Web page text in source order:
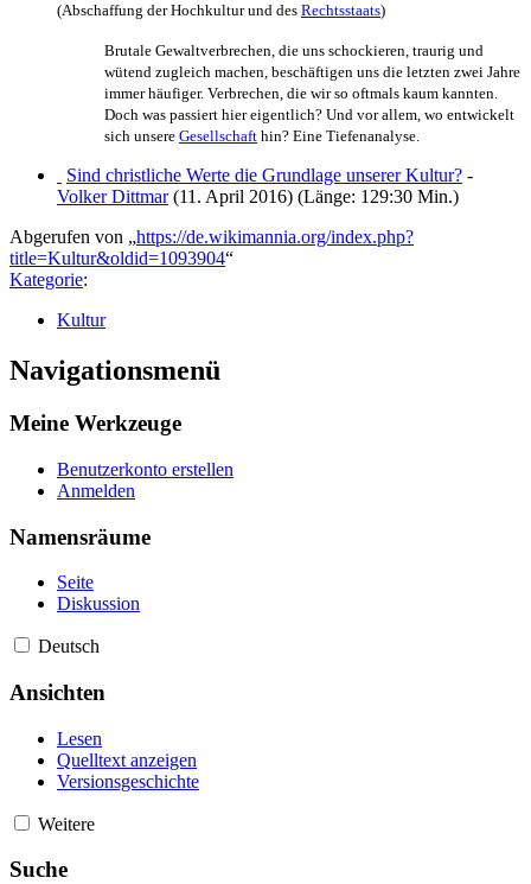
(Abschaffung der Hochkultur und des Rechtsstaats)
Brutale Gewaltverbrechen, die uns schockieren, traurig und
wütend zugleich machen, beschäftigen uns die letzten zwei Jahre
immer häufiger. Verbrechen, die wir so oftmals kaum kannten.
Doch was passiert hier eigentlich? Und vor allem, wo entwickelt
sich unsere Gesellschaft hin? Eine Tiefenanalyse.
Sind christliche Werte die Grundlage unserer Kultur? -
Volker Dittmar(11. April 2016) (Länge: 129:30 Min.)
Abgerufen von „https://de.wikimannia.org/index.php?
title=Kultur&oldid=1093904“
Kategorie:
Kultur
Navigationsmenü
Meine Werkzeuge
Benutzerkonto erstellen
Anmelden
Namensräume
Seite
Diskussion
Deutsch
Ansichten
Lesen
Quelltext anzeigen
Versionsgeschichte
Weitere
Suche